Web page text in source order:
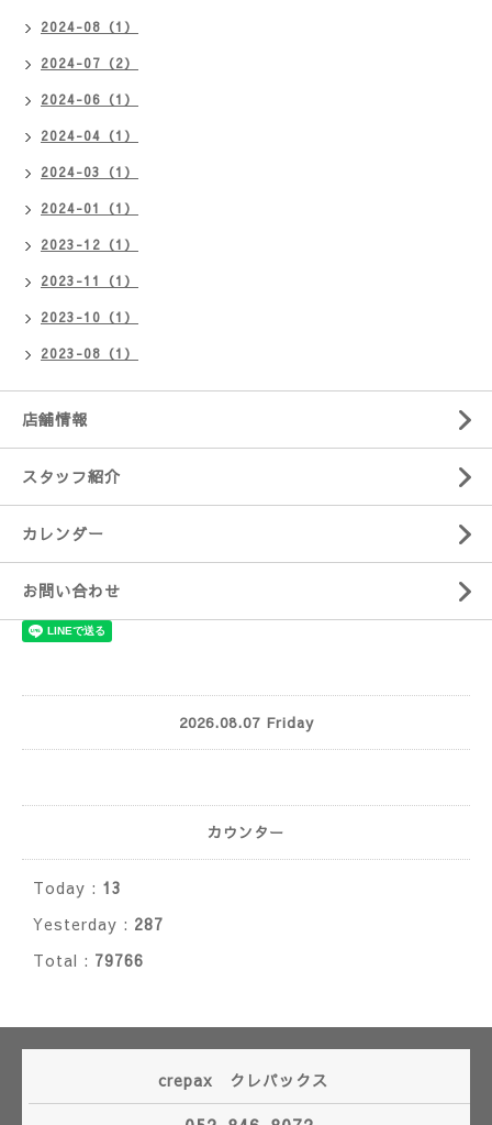
2024-08（1）
2024-07（2）
2024-06（1）
2024-04（1）
2024-03（1）
2024-01（1）
2023-12（1）
2023-11（1）
2023-10（1）
2023-08（1）
店舗情報
スタッフ紹介
カレンダー
お問い合わせ
2026.08.07 Friday
カウンター
Today : 13
Yesterday : 287
Total : 79766
crepax クレパックス